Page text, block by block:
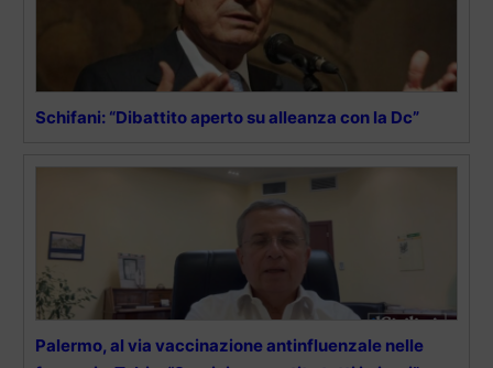
Schifani: “Dibattito aperto su alleanza con la Dc”
Palermo, al via vaccinazione antinfluenzale nelle